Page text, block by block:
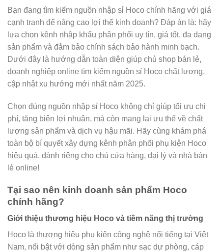
Bạn đang tìm kiếm nguồn nhập sỉ Hoco chính hãng với giá
cạnh tranh để nâng cao lợi thế kinh doanh? Đáp án là: hãy
lựa chọn kênh nhập khẩu phân phối uy tín, giá tốt, đa dạng
sản phẩm và đảm bảo chính sách bảo hành minh bạch.
Dưới đây là hướng dẫn toàn diện giúp chủ shop bán lẻ,
doanh nghiệp online tìm kiếm nguồn sỉ Hoco chất lượng,
cập nhật xu hướng mới nhất năm 2025.
Chọn đúng nguồn nhập sỉ Hoco không chỉ giúp tối ưu chi
phí, tăng biên lợi nhuận, mà còn mang lại ưu thế về chất
lượng sản phẩm và dịch vụ hậu mãi. Hãy cùng khám phá
toàn bộ bí quyết xây dựng kênh phân phối phụ kiện Hoco
hiệu quả, dành riêng cho chủ cửa hàng, đại lý và nhà bán
lẻ online!
Tại sao nên kinh doanh sản phẩm Hoco
chính hãng?
Giới thiệu thương hiệu Hoco và tiềm năng thị trường
Hoco là thương hiệu phụ kiện công nghệ nổi tiếng tại Việt
Nam, nổi bật với dòng sản phẩm như sạc dự phòng, cáp